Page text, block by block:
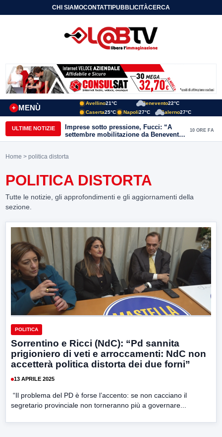
CHI SIAMOCONTATTIPUBBLICITÀCERCA
MENÙ
+
Avellino21°C Benevento22°C
Caserta25°C Napoli27°C Salerno27°C
ULTIME NOTIZIE
Imprese sotto pressione, Fucci: “A
settembre mobilitazione da Benevento
e Avellino”
10 ORE FA
Home > politica distorta
POLITICA DISTORTA
Tutte le notizie, gli approfondimenti e gli aggiornamenti della
sezione.
POLITICA
Sorrentino e Ricci (NdC): “Pd sannita
prigioniero di veti e arroccamenti: NdC non
accetterà politica distorta dei due forni”
13 APRILE 2025
“Il problema del PD è forse l’accento: se non cacciano il
segretario provinciale non torneranno più a governare...